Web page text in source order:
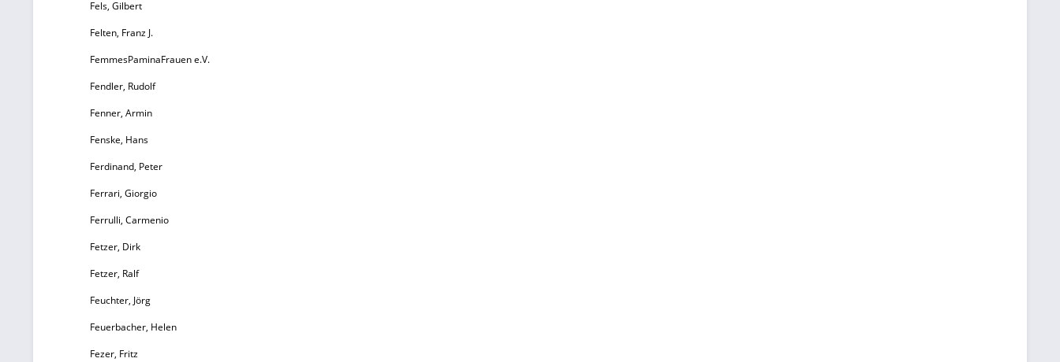
Fels, Gilbert
Felten, Franz J.
FemmesPaminaFrauen e.V.
Fendler, Rudolf
Fenner, Armin
Fenske, Hans
Ferdinand, Peter
Ferrari, Giorgio
Ferrulli, Carmenio
Fetzer, Dirk
Fetzer, Ralf
Feuchter, Jörg
Feuerbacher, Helen
Fezer, Fritz